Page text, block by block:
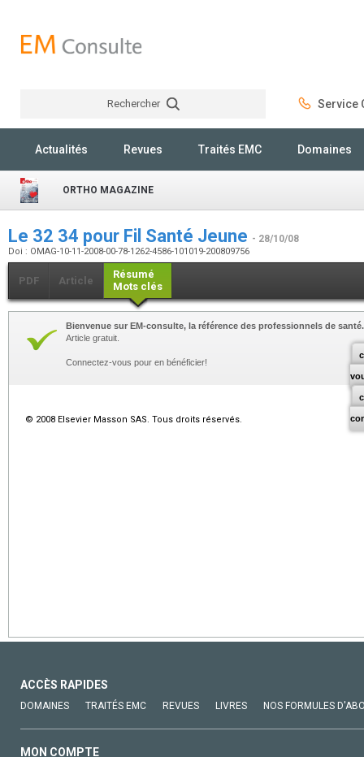
Rechercher Service
Actualités Revues Traités EMC Domaines
ORTHO MAGAZINE
Le 32 34 pour Fil Santé Jeune - 28/10/08
Doi : OMAG-10-11-2008-00-78-1262-4586-101019-200809756
PDF Article
Résumé
Mots clés
Bienvenue sur EM-consulte, la référence des professionnels de santé.
Article gratuit.
Connectez-vous pour en bénéficier!
© 2008 Elsevier Masson SAS. Tous droits réservés.
ACCÈS RAPIDES
DOMAINES TRAITÉS EMC REVUES LIVRES NOS FORMULES
MON COMPTE